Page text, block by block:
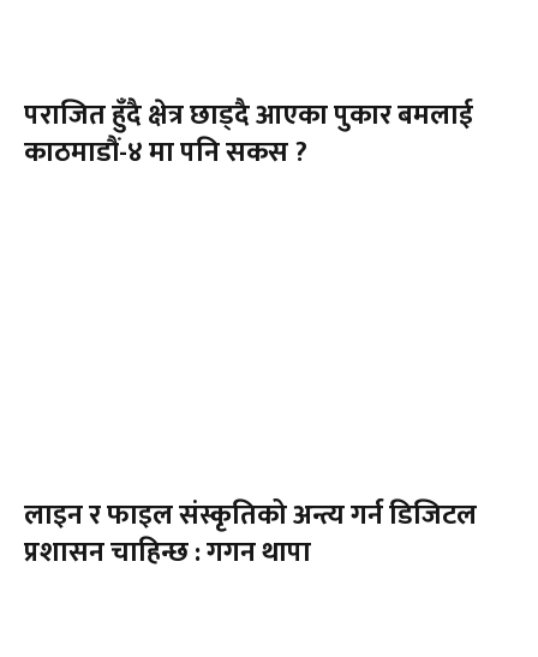
पराजित हुँदै क्षेत्र छाड्दै आएका पुकार बमलाई
काठमाडौं-४ मा पनि सकस ?
लाइन र फाइल संस्कृतिको अन्त्य गर्न डिजिटल
प्रशासन चाहिन्छ : गगन थापा